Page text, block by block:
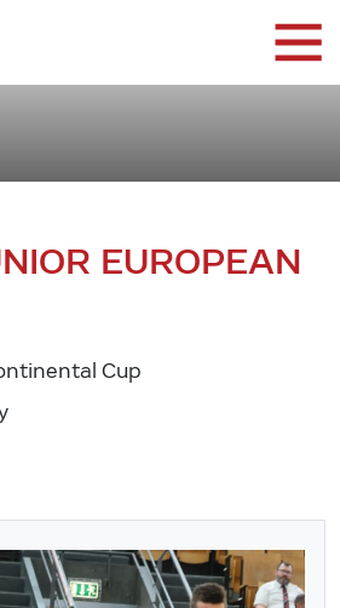
EUROPEAN
Cup